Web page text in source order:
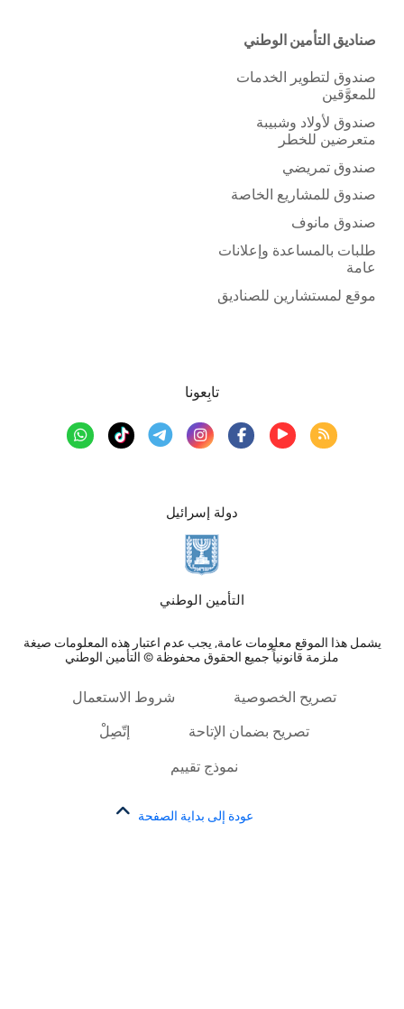
صناديق التأمين الوطني
صندوق لتطوير الخدمات
للمعوَّقين
صندوق لأولاد وشبيبة
متعرضين للخطر
صندوق تمريضي
صندوق للمشاريع الخاصة
صندوق مانوف
طلبات بالمساعدة وإعلانات
عامة
موقع لمستشارين للصناديق
دولة إسرائيل
التأمين الوطني
يشمل هذا الموقع معلومات عامة, يجب عدم اعتبار هذه المعلومات صيغة
ملزمة قانونياً جميع الحقوق محفوظة © التأمين الوطني
تابِعونا
تصريح الخصوصية شروط الاستعمال
تصريح بضمان الإتاحة إتّصِلْ
نموذج تقييم
عودة إلى بداية الصفحة